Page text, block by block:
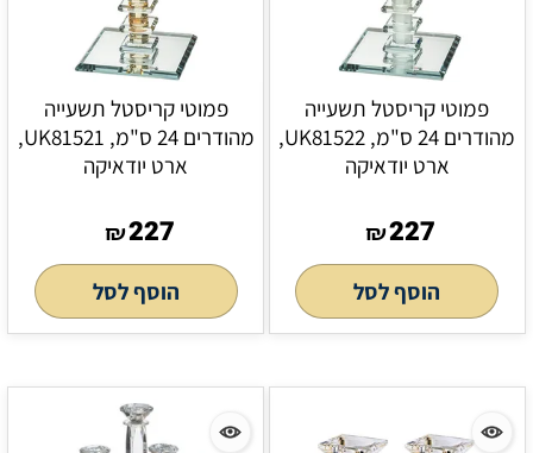
פמוטי קריסטל תשעייה
מהודרים 24 ס"מ, UK81522,
ארט יודאיקה
₪227
הוסף לסל
פמוטי קריסטל תשעייה
מהודרים 24 ס"מ, UK81521,
ארט יודאיקה
₪227
הוסף לסל